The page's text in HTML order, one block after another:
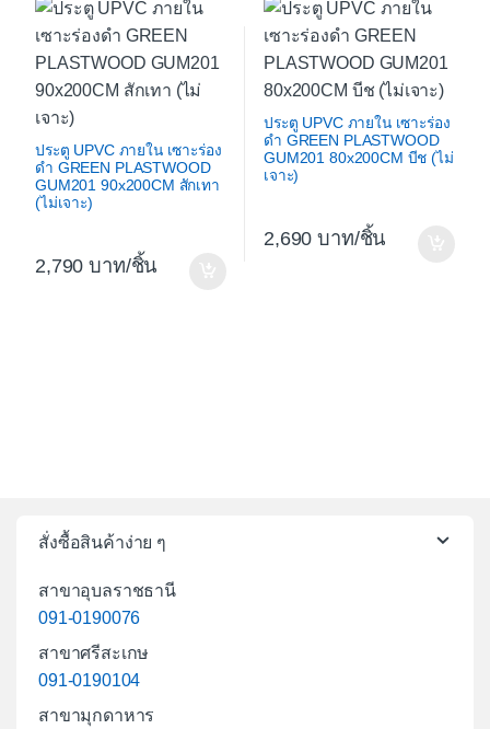
ประตู UPVC ภายใน เซาะร่อง
ดำ GREEN PLASTWOOD
GUM201 90x200CM สักเทา
(ไม่เจาะ)
2,790 /ชิ้น
ประตู UPVC ภายใน เซาะร่อง
ดำ GREEN PLASTWOOD
GUM201 80x200CM บีช (ไม่
เจาะ)
2,690 /ชิ้น
สั่งซื้อสินค้าง่าย ๆ
สาขาอุบลราชธานี
091-0190076
สาขาศรีสะเกษ
091-0190104
สาขามุกดาหาร